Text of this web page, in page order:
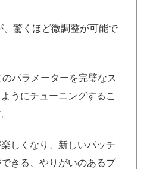
、驚くほど微調整が可能で
パラメーターを完璧なス
うにチューニングするこ
しくなり、新しいパッチ
きる、やりがいのあるプ